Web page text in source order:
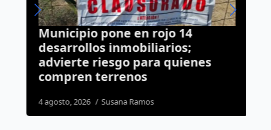
Municipio pone en rojo 14
desarrollos inmobiliarios;
advierte riesgo para quienes
compren terrenos
4 agosto, 2026 Susana Ramos